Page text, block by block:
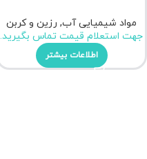
مواد شیمیایی آب, رزین و کربن
جهت استعلام قیمت تماس بگیرید.
اطلاعات بیشتر